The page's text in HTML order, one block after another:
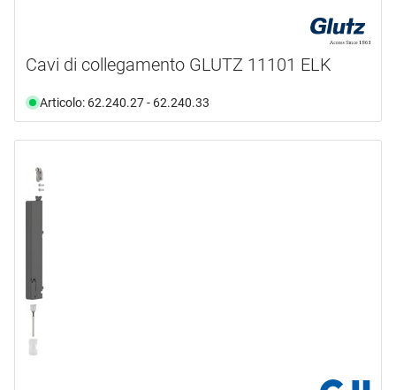
Cavi di collegamento GLUTZ 11101 ELK
Articolo: 62.240.27 - 62.240.33